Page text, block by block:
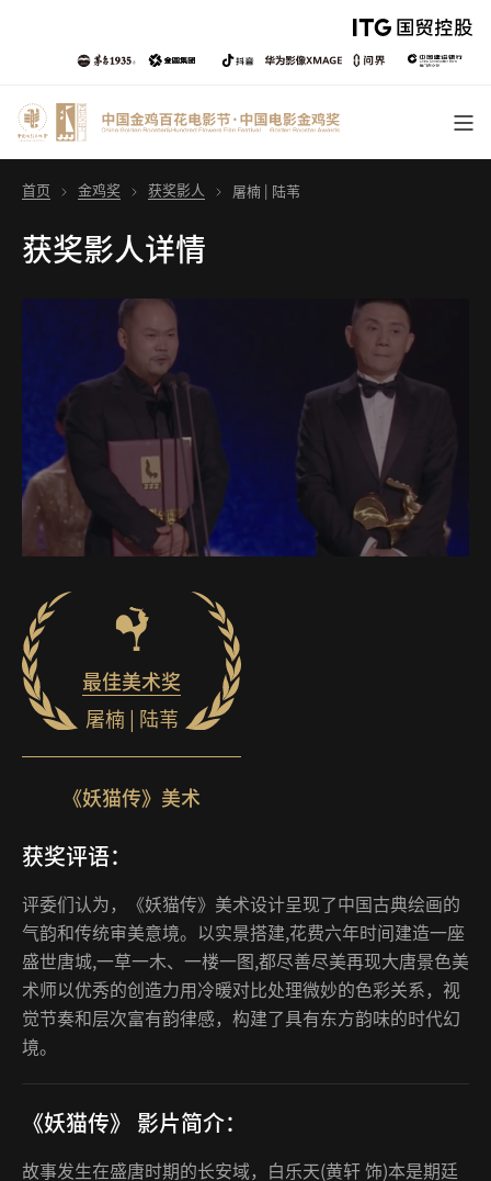
首页 金鸡奖 获奖影人 屠楠 | 陆苇
获奖影人详情
最佳美术奖
屠楠 | 陆苇
《妖猫传》美术
获奖评语：
评委们认为，《妖猫传》美术设计呈现了中国古典绘画的
气韵和传统审美意境。以实景搭建,花费六年时间建造一座
盛世唐城,一草一木、一楼一图,都尽善尽美再现大唐景色美
术师以优秀的创造力用冷暖对比处理微妙的色彩关系，视
觉节奏和层次富有韵律感，构建了具有东方韵味的时代幻
境。
《妖猫传》 影片简介：
故事发生在盛唐时期的长安域，白乐天(黄轩 饰)本是期廷